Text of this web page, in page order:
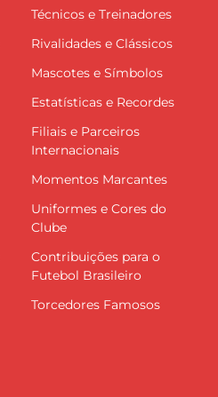
Técnicos e Treinadores
Rivalidades e Clássicos
Mascotes e Símbolos
Estatísticas e Recordes
Filiais e Parceiros
Internacionais
Momentos Marcantes
Uniformes e Cores do
Clube
Contribuições para o
Futebol Brasileiro
Torcedores Famosos